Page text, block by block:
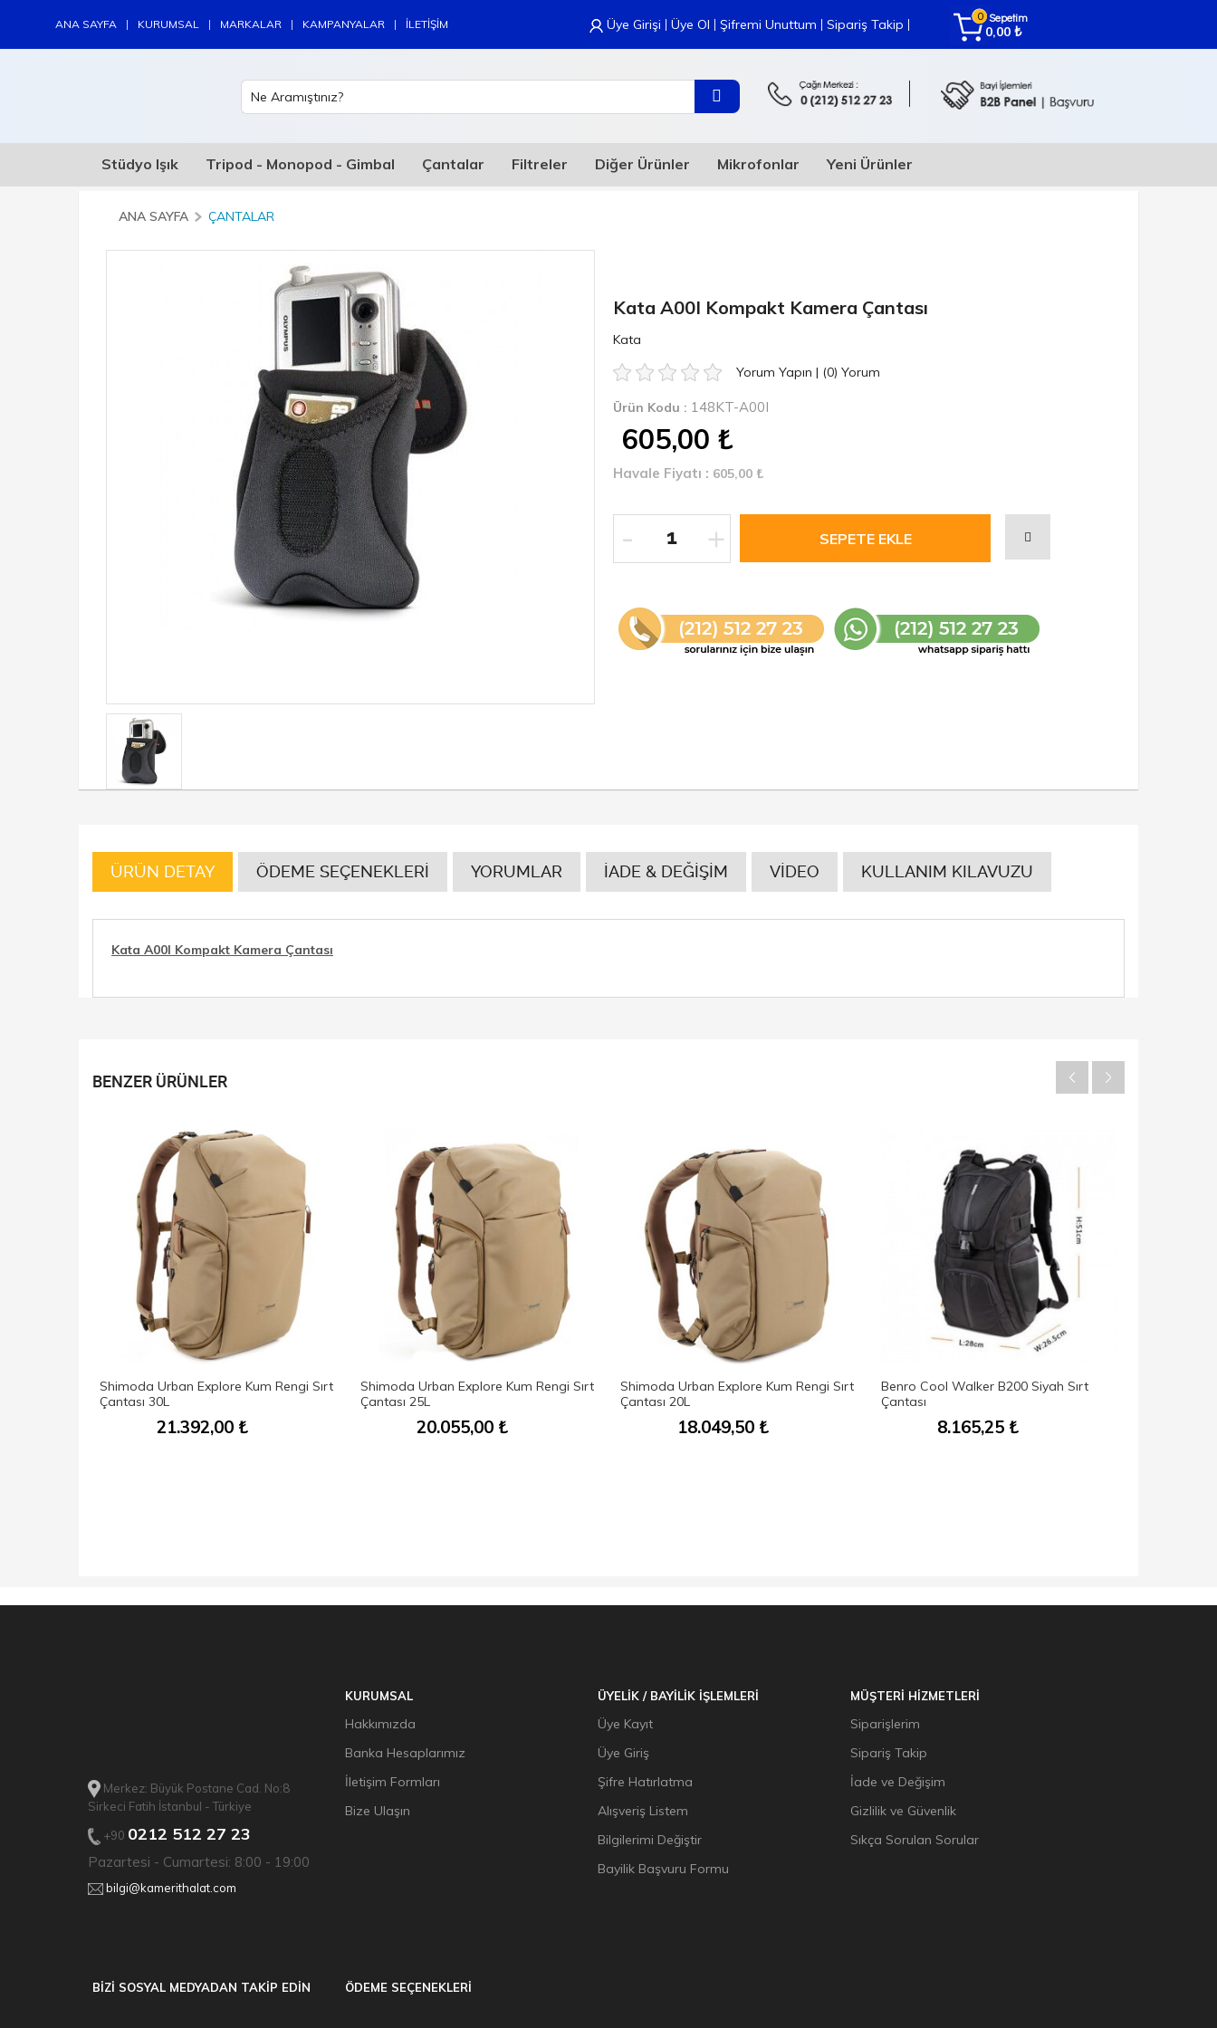
ANA SAYFA | KURUMSAL | MARKALAR | KAMPANYALAR | İLETİŞİM Üye Girişi | Üye Ol | Şifremi Unuttum | Sipariş Takip | 0 Sepetim
0,00 ₺
Stüdyo Işık Tripod - Monopod - Gimbal Çantalar Filtreler Diğer Ürünler Mikrofonlar Yeni Ürünler
ANA SAYFA ÇANTALAR
Kata A00I Kompakt Kamera Çantası
Kata
Yorum Yapın | (0) Yorum
Ürün Kodu : 148KT-A00I
605,00 ₺
Havale Fiyatı : 605,00 ₺
+
-
ÜRÜN DETAY ÖDEME SEÇENEKLERİ YORUMLAR İADE & DEĞİŞİM VİDEO KULLANIM KILAVUZU
Kata A00I Kompakt Kamera Çantası
BENZER ÜRÜNLER
Shimoda Urban Explore Kum Rengi Sırt
Çantası 30L
21.392,00₺
Shimoda Urban Explore Kum Rengi Sırt
Çantası 25L
20.055,00 ₺
Shimoda Urban Explore Kum Rengi Sırt
Çantası 20L
18.049,50₺
Benro Cool Walker B200 Siyah Sırt
Çantası
8.165,25 ₺
Merkez: Büyük Postane Cad. No:8
Sirkeci Fatih İstanbul - Türkiye
+90 0212 512 27 23
Pazartesi - Cumartesi: 8:00 - 19:00
bilgi@kamerithalat.com
KURUMSAL
Hakkımızda
Banka Hesaplarımız
İletişim Formları
Bize Ulaşın
ÜYELİK / BAYİLİK İŞLEMLERİ
Üye Kayıt
Üye Giriş
Şifre Hatırlatma
Alışveriş Listem
Bilgilerimi Değiştir
Bayilik Başvuru Formu
MÜŞTERİ HİZMETLERİ
Siparişlerim
Sipariş Takip
İade ve Değişim
Gizlilik ve Güvenlik
Sıkça Sorulan Sorular
BİZİ SOSYAL MEDYADAN TAKİP EDİN ÖDEME SEÇENEKLERİ